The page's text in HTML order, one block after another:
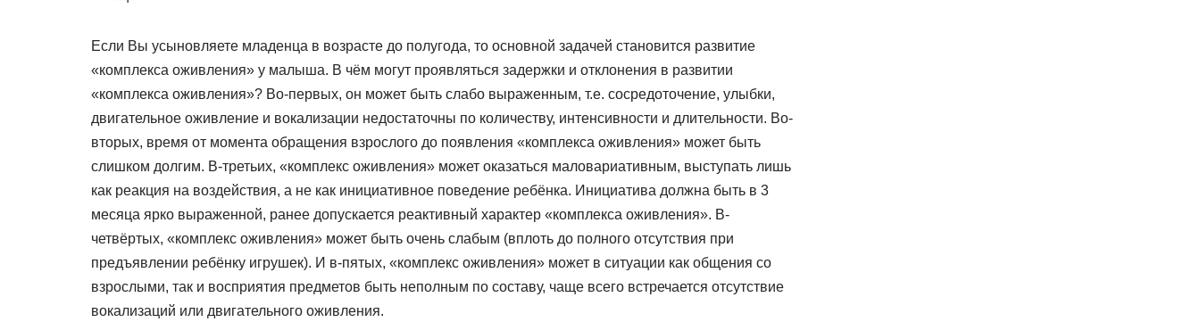
Если Вы усыновляете младенца в возрасте до полугода, то основной задачей становится развитие
«комплекса оживления» у малыша. В чём могут проявляться задержки и отклонения в развитии
«комплекса оживления»? Во-первых, он может быть слабо выраженным, т.е. сосредоточение, улыбки,
двигательное оживление и вокализации недостаточны по количеству, интенсивности и длительности. Во-
вторых, время от момента обращения взрослого до появления «комплекса оживления» может быть
слишком долгим. В-третьих, «комплекс оживления» может оказаться маловариативным, выступать лишь
как реакция на воздействия, а не как инициативное поведение ребёнка. Инициатива должна быть в 3
месяца ярко выраженной, ранее допускается реактивный характер «комплекса оживления». В-
четвёртых, «комплекс оживления» может быть очень слабым (вплоть до полного отсутствия при
предъявлении ребёнку игрушек). И в-пятых, «комплекс оживления» может в ситуации как общения со
взрослыми, так и восприятия предметов быть неполным по составу, чаще всего встречается отсутствие
вокализаций или двигательного оживления.